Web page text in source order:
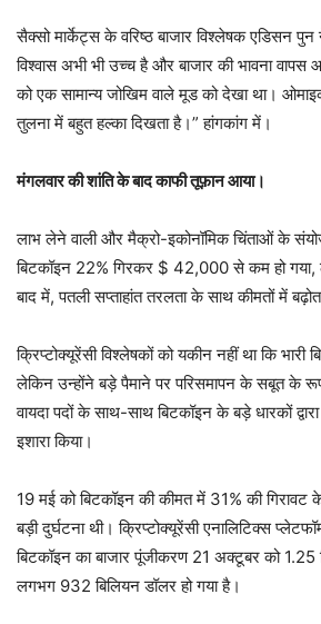
सैक्सो मार्केट्स के वरिष्ठ बाजार विश्लेषक एडिसन पुन
विश्वास अभी भी उच्च है और बाजार की भावना वापस
को एक सामान्य जोखिम वाले मूड को देखा था।
तुलना में बहुत हल्का दिखता है।” हांगकांग में।
मंगलवार की शांति के बाद काफी तूफ़ान आया।
लाभ लेने वाली और मैक्रो-इकोनॉमिक चिंताओं के
बिटकॉइन 22% गिरकर $ 42,000 से कम हो
बाद में, पतली सप्ताहांत तरलता के साथ कीमतों में
क्रिप्टोक्यूरेंसी विश्लेषकों को यकीन नहीं था कि भारी
लेकिन उन्होंने बड़े पैमाने पर परिसमापन के सबूत के
वायदा पदों के साथ-साथ बिटकॉइन के बड़े धारकों
इशारा किया।
19 मई को बिटकॉइन की कीमत में 31% की गिरावट
बड़ी दुर्घटना थी। क्रिप्टोक्यूरेंसी एनालिटिक्स
बिटकॉइन का बाजार पूंजीकरण 21 अक्टूबर को
लगभग 932 बिलियन डॉलर हो गया है।